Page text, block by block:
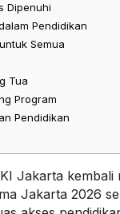
Dipenuhi
Pendidikan
Semua
Tua
Program
Pendidikan
Jakarta kembali
Jakarta 2026